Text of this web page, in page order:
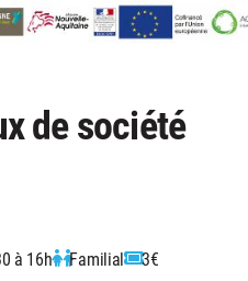
de société
à 16h Familial 3€